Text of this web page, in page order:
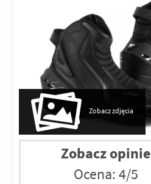
Zobacz zdjęcia
Zobacz opinie
Ocena: 4/5